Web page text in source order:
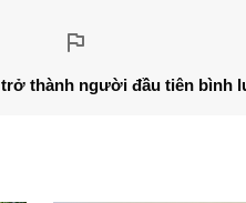
thành người đầu tiên bình